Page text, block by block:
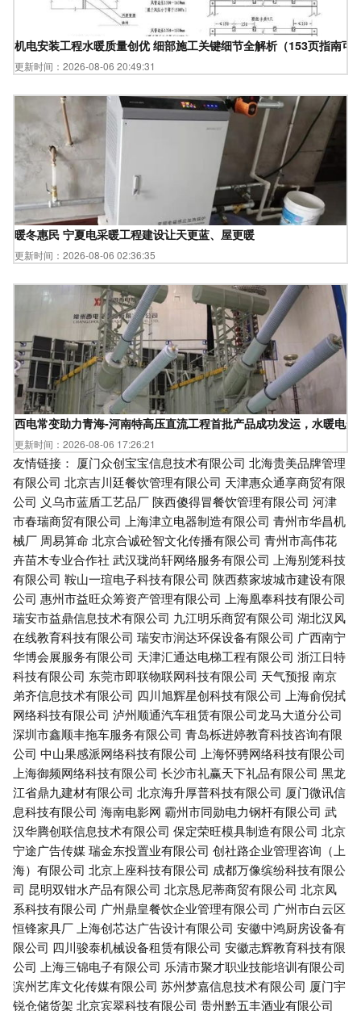
机电安装工程水暖质量创优 细部施工关键细节全解析（153页指南可
更新时间：2026-08-06 20:49:31
暖冬惠民 宁夏电采暖工程建设让天更蓝、屋更暖
更新时间：2026-08-06 02:36:35
西电常变助力青海-河南特高压直流工程首批产品成功发运，水暖电
更新时间：2026-08-06 17:26:21
友情链接： 厦门众创宝宝信息技术有限公司 北海贵美品牌管理
有限公司 北京吉川廷餐饮管理有限公司 天津惠众通享商贸有限
公司 义乌市蓝盾工艺品厂陕西傻得冒餐饮管理有限公司 河津
市春瑞商贸有限公司 上海津立电器制造有限公司 青州市华昌机
械厂 周易算命 北京合诚砼智文化传播有限公司 青州市高伟花
卉苗木专业合作社 武汉珑尚轩网络服务有限公司 上海别笼科技
有限公司 鞍山一瑄电子科技有限公司 陕西蔡家坡城市建设有限
公司 惠州市益旺众筹资产管理有限公司 上海凰奉科技有限公司
瑞安市益鼎信息技术有限公司 九江明乐商贸有限公司 湖北汉风
在线教育科技有限公司 瑞安市润达环保设备有限公司 广西南宁
华博会展服务有限公司 天津汇通达电梯工程有限公司 浙江日特
科技有限公司 东莞市即联物联网科技有限公司 天气预报 南京
弟齐信息技术有限公司 四川旭辉星创科技有限公司 上海俞倪拭
网络科技有限公司 泸州顺通汽车租赁有限公司龙马大道分公司
深圳市鑫顺丰拖车服务有限公司 青岛栎进婷教育科技咨询有限
公司 中山果感派网络科技有限公司 上海怀骋网络科技有限公司
上海御频网络科技有限公司 长沙市礼赢天下礼品有限公司 黑龙
江省鼎九建材有限公司 北京海升厚普科技有限公司 厦门微讯信
息科技有限公司 海南电影网 霸州市同勋电力钢杆有限公司 武
汉华腾创联信息技术有限公司 保定荣旺模具制造有限公司 北京
宁途广告传媒 瑞金东投置业有限公司 创社路企业管理咨询（上
海）有限公司 北京上座科技有限公司 成都万像缤纷科技有限公
司 昆明双钳水产品有限公司 北京恳尼蒂商贸有限公司 北京凤
系科技有限公司 广州鼎皇餐饮企业管理有限公司 广州市白云区
恒锋家具厂 上海创芯达广告设计有限公司 安徽中鸿厨房设备有
限公司 四川骏泰机械设备租赁有限公司 安徽志辉教育科技有限
公司 上海三锦电子有限公司 乐清市聚才职业技能培训有限公司
滨州艺库文化传媒有限公司 苏州梦嘉信息技术有限公司 厦门宇
锐仓储货架 北京宾翠科技有限公司 贵州黔五丰酒业有限公司